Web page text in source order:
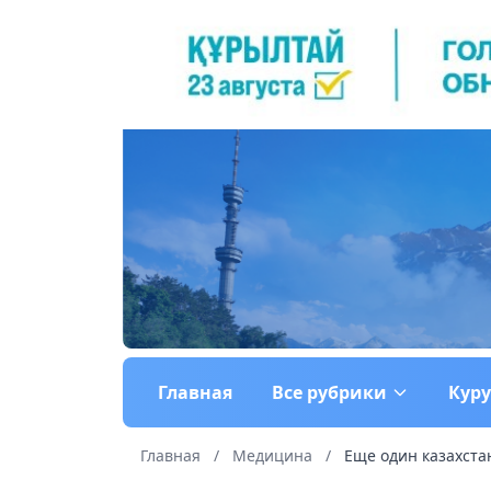
Главная Все рубрики
Главная / Медицина / Еще один